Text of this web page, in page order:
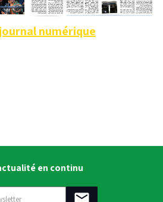
numérique
en continu